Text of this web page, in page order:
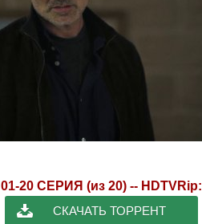
01-20 СЕРИЯ (из 20) -- HDTVRip:
СКАЧАТЬ ТОРРЕНТ